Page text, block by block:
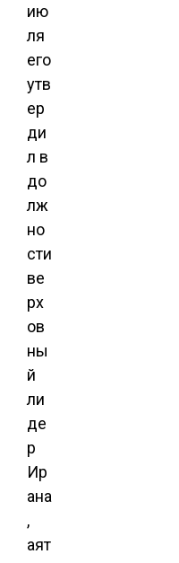
ию
ля
его
утв
ер
ди
л в
до
лж
но
сти
ве
рх
ов
ны
й
ли
де
р
Ир
ана
,
аят